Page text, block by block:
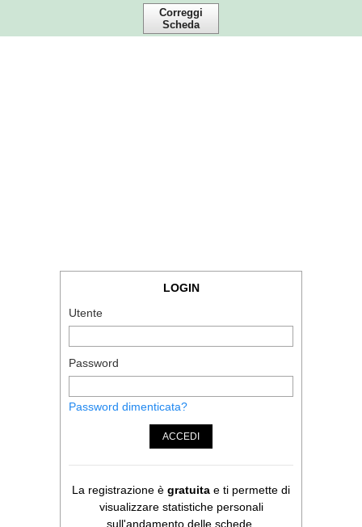
Correggi
Scheda
LOGIN
Utente
Password
Password dimenticata?
ACCEDI
La registrazione è gratuita e ti permette di
visualizzare statistiche personali
sull'andamento delle schede.